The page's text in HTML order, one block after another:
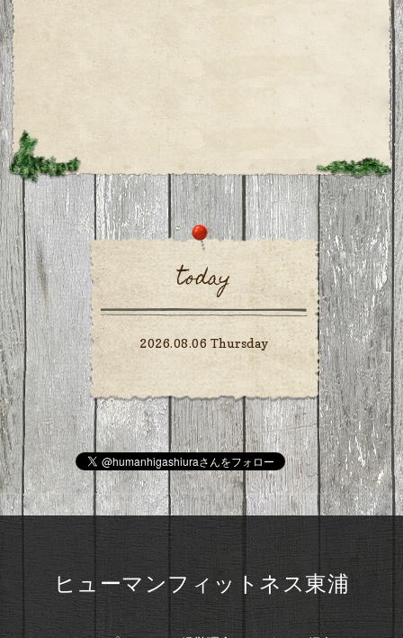
today
2026.08.06 Thursday
ヒューマンフィットネス東浦